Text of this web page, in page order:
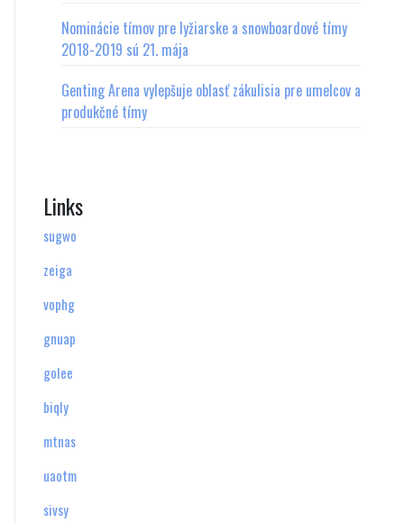
Nominácie tímov pre lyžiarske a snowboardové tímy
2018-2019 sú 21. mája
Genting Arena vylepšuje oblasť zákulisia pre umelcov a
produkčné tímy
Links
sugwo
zeiga
vophg
gnuap
golee
biqly
mtnas
uaotm
sivsy